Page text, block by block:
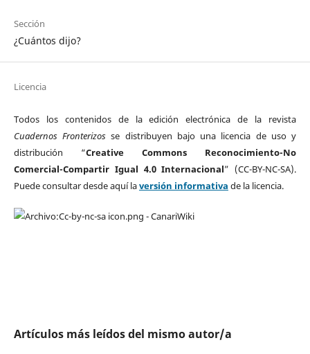
Sección
¿Cuántos dijo?
Licencia
Todos los contenidos de la edición electrónica de la revista
Cuadernos Fronterizos se distribuyen bajo una licencia de uso y
distribución “Creative Commons Reconocimiento-No
Comercial-Compartir Igual 4.0 Internacional” (CC-BY-NC-SA).
Puede consultar desde aquí laversión informativa de la licencia.
Artículos más leídos del mismo autor/a